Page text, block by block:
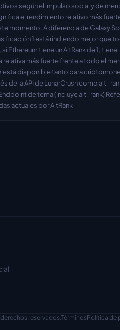
según el impulso social y de
el rendimiento relativo más
momento. A diferencia de Galaxy
1 está rindiendo mejor que
Ethereum tiene un AltRank de 1,
más fuerte frente a todo el
está disponible tanto para
de la API de LunarCrush como
de tema (incluye alt_rank)
actuales por AltRank
reservados.TérminosPolítica de